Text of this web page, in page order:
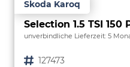
Skoda Karoq
unverbindliche Lieferzeit: 5
Fahrzeugnr. 127473